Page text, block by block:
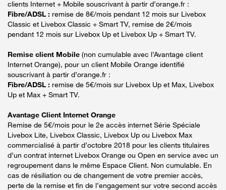
clients Internet + Mobile souscrivant à partir d’orange.fr :
Fibre/ADSL : remise de 8€/mois pendant 12 mois sur Livebox
Classic et Livebox Classic + Smart TV, remise de 2€/mois
pendant 12 mois sur Livebox Up et Livebox Up + Smart TV.
Remise client Mobile (non cumulable avec l’Avantage client
Internet Orange), pour un client Mobile Orange identifié
souscrivant à partir d’orange.fr :
Fibre/ADSL : remise de 5€/mois sur Livebox Up et Max, Livebox
Up et Max + Smart TV.
Avantage Client Internet Orange
Remise de 5€/mois pour le 2e accès internet Série Spéciale
Livebox Lite, Livebox Classic, Livebox Up ou Livebox Max
commercialisé à partir d’octobre 2018 pour les clients titulaires
d’un contrat internet Livebox Orange ou Open en service avec un
regroupement dans le même Espace Client. Non cumulable. En
cas de résiliation ou de changement de votre premier accès,
perte de la remise et fin de l’engagement sur votre second accès